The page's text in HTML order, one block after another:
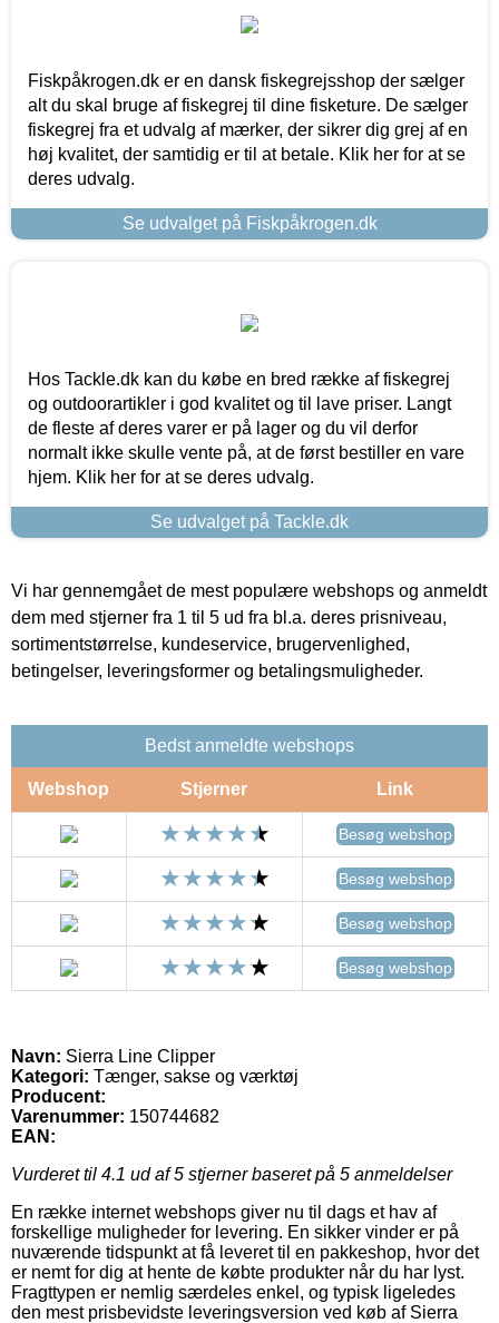
Fiskpåkrogen.dk er en dansk fiskegrejsshop der sælger
alt du skal bruge af fiskegrej til dine fisketure. De sælger
fiskegrej fra et udvalg af mærker, der sikrer dig grej af en
høj kvalitet, der samtidig er til at betale. Klik her for at se
deres udvalg.
Se udvalget på Fiskpåkrogen.dk
Hos Tackle.dk kan du købe en bred række af fiskegrej
og outdoorartikler i god kvalitet og til lave priser. Langt
de fleste af deres varer er på lager og du vil derfor
normalt ikke skulle vente på, at de først bestiller en vare
hjem. Klik her for at se deres udvalg.
Se udvalget på Tackle.dk
Vi har gennemgået de mest populære webshops og anmeldt
dem med stjerner fra 1 til 5 ud fra bl.a. deres prisniveau,
sortimentstørrelse, kundeservice, brugervenlighed,
betingelser, leveringsformer og betalingsmuligheder.
Bedst anmeldte webshops
Webshop Stjerner Link
Besøg webshop
Besøg webshop
Besøg webshop
Besøg webshop
Navn: Sierra Line Clipper
Kategori: Tænger, sakse og værktøj
Producent:
Varenummer: 150744682
EAN:
Vurderet til 4.1 ud af 5 stjerner baseret på 5 anmeldelser
En række internet webshops giver nu til dags et hav af
forskellige muligheder for levering. En sikker vinder er på
nuværende tidspunkt at få leveret til en pakkeshop, hvor det
er nemt for dig at hente de købte produkter når du har lyst.
Fragttypen er nemlig særdeles enkel, og typisk ligeledes
den mest prisbevidste leveringsversion ved køb af Sierra